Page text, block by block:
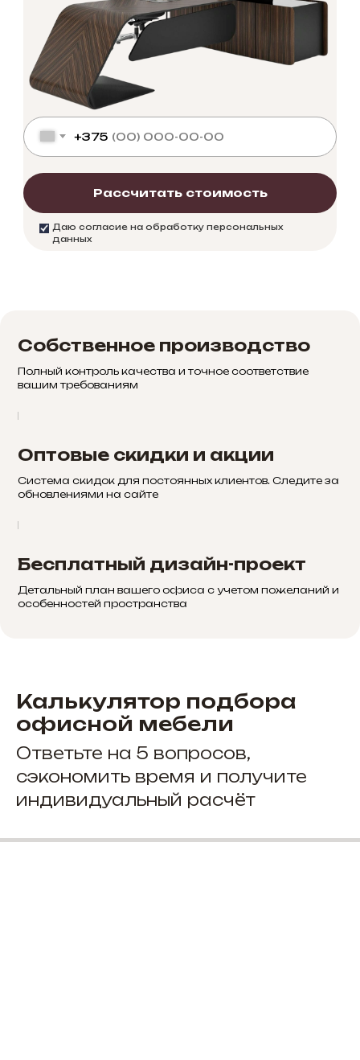
Даю согласие на обработку персональных
данных
+375
Рассчитать стоимость
Собственное производство
Полный контроль качества и точное соответствие
вашим требованиям
Оптовые скидки и акции
Система скидок для постоянных клиентов. Следите за
обновлениями на сайте
Бесплатный дизайн-проект
Детальный план вашего офиса с учетом пожеланий и
особенностей пространства
Калькулятор подбора
офисной мебели
Ответьте на 5 вопросов,
сэкономить время и получите
индивидуальный расчёт